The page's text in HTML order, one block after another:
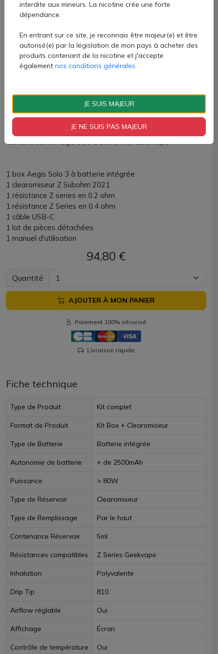
et à la poussière.
nouveau son célèbre clearomiseur Z Subohm 2021. D'une
capacité de 5.5ml, il est compatible avec toutes les
résistances Z Series. Profilé pour la vape DTL, il vous
donnera des saveurs précises et des nuages imposants.
Le kit Aegis Solo 3 Geekvape est disponible chez AZVape
avec 10 coloris fabuleux. Pour lequel allez-vous craquer ?
Contenu du kit Aegis Solo 3 3000mAh Geekvape :
1 box Aegis Solo 3 à batterie intégrée
1 clearomiseur Z Subohm 2021
1 résistance Z series en 0.2 ohm
1 résistance Z Series en 0.4 ohm
1 câble USB-C
1 lot de pièces détachées
1 manuel d'utilisation
94,80 €
Quantité
AJOUTER À MON PANIER
Paiement 100% sécurisé
Livraison rapide
Fiche technique
Type de Produit Kit complet
Format de Produit Kit Box + Clearomiseur
Type de Batterie Batterie intégrée
Autonomie de batterie + de 2500mAh
Puissance > 80W
Type de Réservoir Clearomiseur
Type de Remplissage Par le haut
Contenance Réservoir 5ml
Résistances compatibles Z Series Geekvape
Inhalation Polyvalente
Drip Tip 810
Airflow réglable Oui
Affichage Écran
Contrôle de température Oui
interdite aux mineurs. La nicotine crée une forte
dépendance.
En entrant sur ce site, je reconnais être majeur(e) et être
autorisé(e) par la législation de mon pays à acheter des
produits contenant de la nicotine et j'accepte
également nos conditions générales
JE SUIS MAJEUR
JE NE SUIS PAS MAJEUR